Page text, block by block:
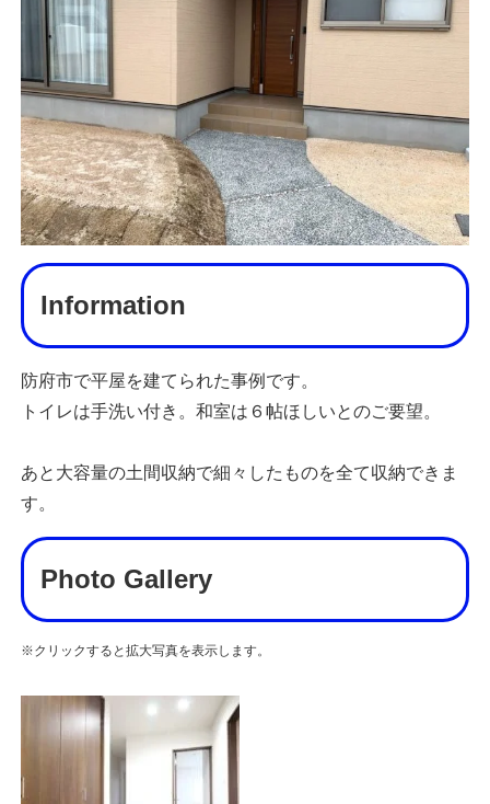
Information
防府市で平屋を建てられた事例です。
トイレは手洗い付き。和室は６帖ほしいとのご要望。
あと大容量の土間収納で細々したものを全て収納できま
す。
Photo Gallery
※クリックすると拡大写真を表示します。